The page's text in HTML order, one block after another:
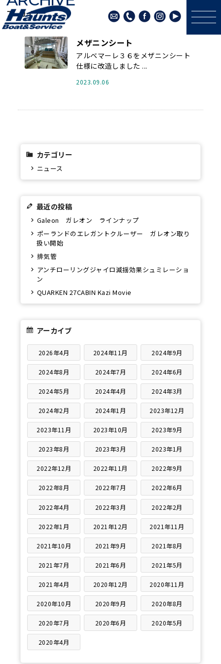
アーカイブ
メザニンシート
アルベマーレ３６をメザニンシート
仕様に改造しました ...
2023.09.06
カテゴリー
ニュース
最近の投稿
Galeon ガレオン ラインナップ
ポーランドのエレガントクルーザー ガレオン取り
扱い開始
排気管
アンチローリングジャイロ減揺効果シュミレーショ
ン
QUARKEN 27CABIN Kazi Movie
アーカイブ
2026年4月 2024年11月 2024年9月
2024年8月 2024年7月 2024年6月
2024年5月 2024年4月 2024年3月
2024年2月 2024年1月 2023年12月
2023年11月 2023年10月 2023年9月
2023年8月 2023年3月 2023年1月
2022年12月 2022年11月 2022年9月
2022年8月 2022年7月 2022年6月
2022年4月 2022年3月 2022年2月
2022年1月 2021年12月 2021年11月
2021年10月 2021年9月 2021年8月
2021年7月 2021年6月 2021年5月
2021年4月 2020年12月 2020年11月
2020年10月 2020年9月 2020年8月
2020年7月 2020年6月 2020年5月
2020年4月